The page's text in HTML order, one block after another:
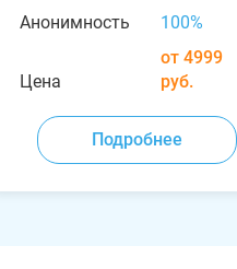
Анонимность
100%
Цена
от 4999
руб.
Подробнее